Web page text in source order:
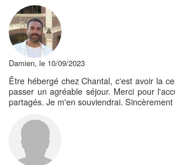
Damien, le 10/09/2023
Être hébergé chez Chantal, c'est avoir la
passer un agréable séjour. Merci pour
partagés. Je m'en souviendrai. Sincèrement